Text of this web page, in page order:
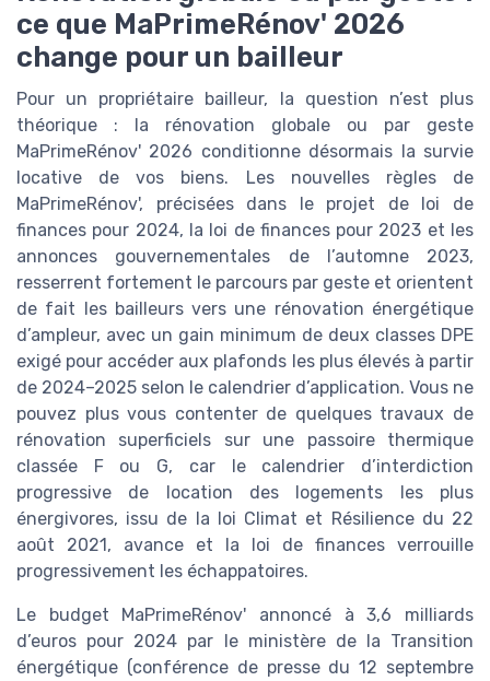
ce que MaPrimeRénov' 2026
change pour un bailleur
Pour un propriétaire bailleur, la question n’est plus
théorique : la rénovation globale ou par geste
MaPrimeRénov' 2026 conditionne désormais la survie
locative de vos biens. Les nouvelles règles de
MaPrimeRénov', précisées dans le projet de loi de
finances pour 2024, la loi de finances pour 2023 et les
annonces gouvernementales de l’automne 2023,
resserrent fortement le parcours par geste et orientent
de fait les bailleurs vers une rénovation énergétique
d’ampleur, avec un gain minimum de deux classes DPE
exigé pour accéder aux plafonds les plus élevés à partir
de 2024–2025 selon le calendrier d’application. Vous ne
pouvez plus vous contenter de quelques travaux de
rénovation superficiels sur une passoire thermique
classée F ou G, car le calendrier d’interdiction
progressive de location des logements les plus
énergivores, issu de la loi Climat et Résilience du 22
août 2021, avance et la loi de finances verrouille
progressivement les échappatoires.
Le budget MaPrimeRénov' annoncé à 3,6 milliards
d’euros pour 2024 par le ministère de la Transition
énergétique (conférence de presse du 12 septembre